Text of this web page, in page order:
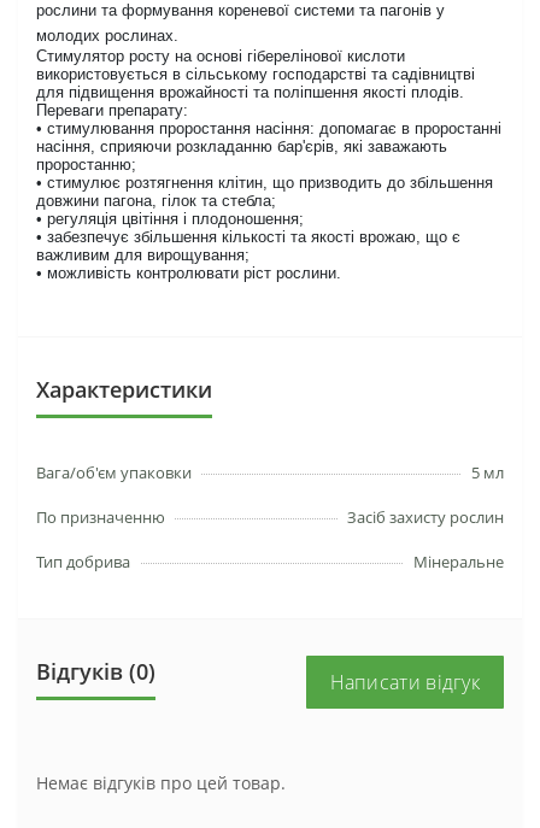
рослини та формування кореневої системи та пагонів у
молодих рослинах.
Стимулятор росту на основі гіберелінової кислоти
використовується в сільському господарстві та садівництві
для підвищення врожайності та поліпшення якості плодів.
Переваги препарату:
• стимулювання проростання насіння: допомагає в проростанні
насіння, сприяючи розкладанню бар'єрів, які заважають
проростанню;
• стимулює розтягнення клітин, що призводить до збільшення
довжини пагона, гілок та стебла;
• регуляція цвітіння і плодоношення;
• забезпечує збільшення кількості та якості врожаю, що є
важливим для вирощування;
• можливість контролювати ріст рослини.
Характеристики
Вага/об'єм упаковки 5 мл
По призначенню Засіб захисту рослин
Тип добрива Мінеральне
Відгуків (0) Написати відгук
Немає відгуків про цей товар.